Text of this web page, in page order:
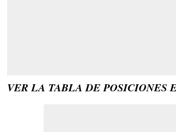
VER LA TABLA DE POSICIONES